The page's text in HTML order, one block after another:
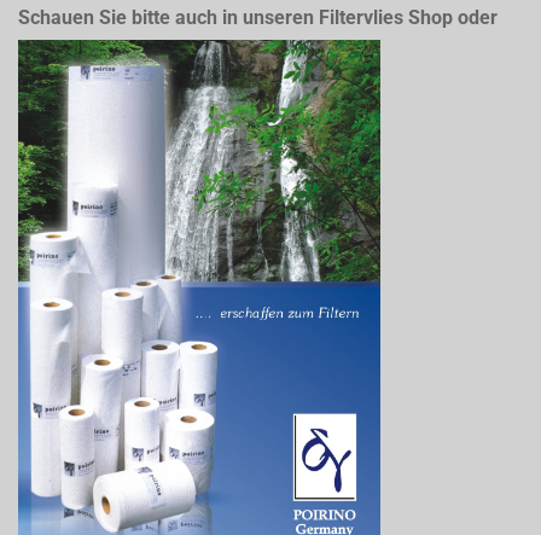
Schauen Sie bitte auch in unseren Filtervlies Shop oder